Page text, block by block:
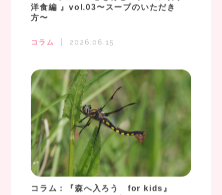
洋食編 』vol.03〜スープのいただき
方〜
コラム 2026.06.15
コラム：『森へ入ろう for kids』